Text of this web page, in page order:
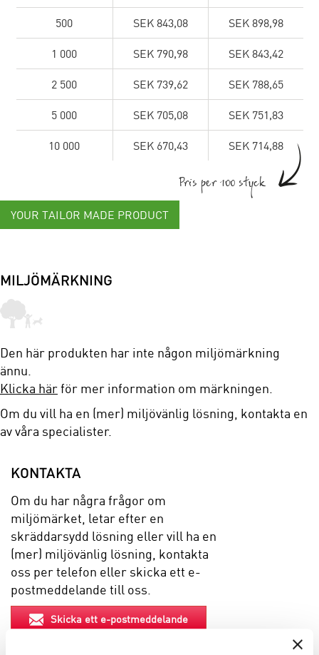
500 SEK 843,08 SEK 898,98
1 000 SEK 790,98 SEK 843,42
2 500 SEK 739,62 SEK 788,65
5 000 SEK 705,08 SEK 751,83
10 000 SEK 670,43 SEK 714,88
Pris per 100 styck
YOUR TAILOR MADE PRODUCT
MILJÖMÄRKNING
Den här produkten har inte någon miljömärkning
ännu.
Klicka härför mer information om märkningen.
Om du vill ha en (mer) miljövänlig lösning, kontakta en
av våra specialister.
KONTAKTA
Om du har några frågor om
miljömärket, letar efter en
skräddarsydd lösning eller vill ha en
(mer) miljövänlig lösning, kontakta
oss per telefon eller skicka ett e-
postmeddelande till oss.
Skicka ett e-postmeddelande